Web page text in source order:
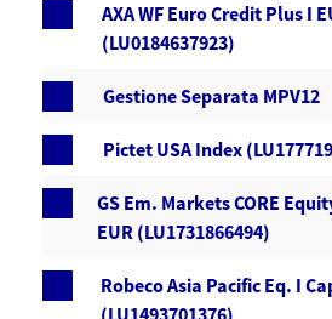
AXA WF Euro Credit Plus I
(LU0184637923)
Gestione Separata MPV12
Pictet USA Index
GS Em. Markets CORE
EUR (LU1731866494)
Robeco Asia Pacific Eq. I